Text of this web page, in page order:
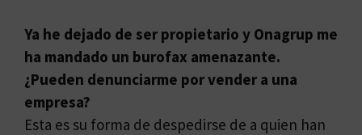
Ya he dejado de ser propietario y Onagrup me
ha mandado un burofax amenazante.
¿Pueden denunciarme por vender a una
empresa?
Esta es su forma de despedirse de a quien han